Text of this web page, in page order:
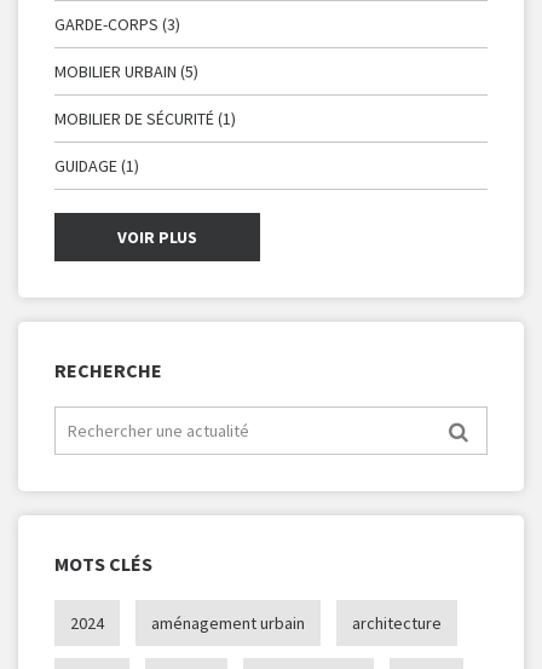
GARDE-CORPS (3)
MOBILIER URBAIN (5)
MOBILIER DE SÉCURITÉ (1)
GUIDAGE (1)
VOIR PLUS
RECHERCHE
MOTS CLÉS
2024 aménagement urbain architecture